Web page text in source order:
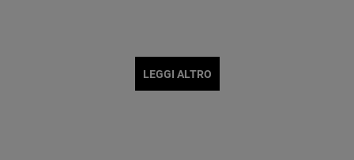
LEGGI ALTRO